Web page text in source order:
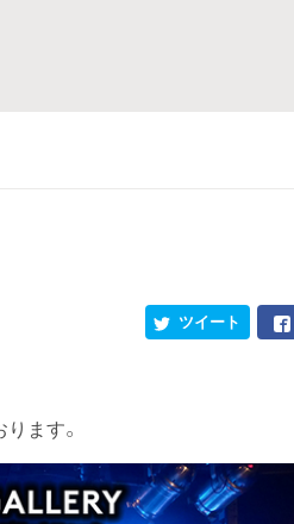
ツイート
ます。